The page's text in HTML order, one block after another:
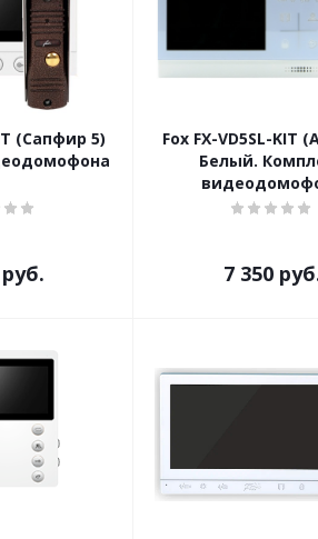
(Сапфир 5)
Fox FX-VD5SL-KIT
Белый.
7 350